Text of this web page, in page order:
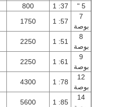
5 "
37: 1
800
7
بوصة
57: 1
1750
8
بوصة
51: 1
2250
9
بوصة
61: 1
2250
12
بوصة
78: 1
4300
14
85: 1
5600